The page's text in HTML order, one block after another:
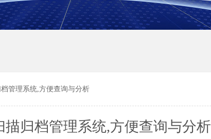
管理系统,方便查询与分析
归档管理系统,方便查询与分析